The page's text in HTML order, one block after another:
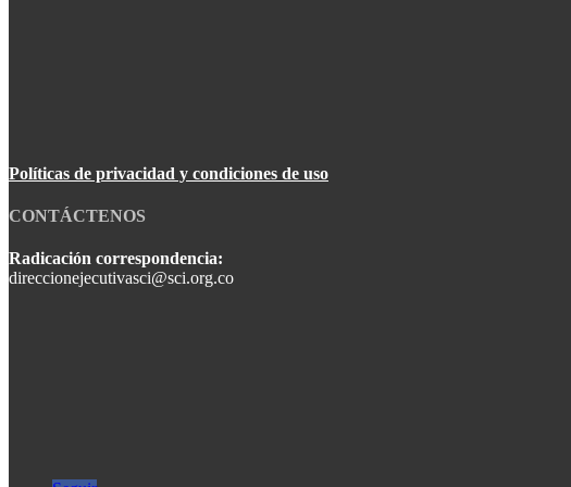
Políticas de privacidad y condiciones de uso
CONTÁCTENOS
Radicación correspondencia:
direccionejecutivasci@sci.org.co